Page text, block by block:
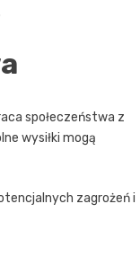
społeczeństwa z
wysiłki mogą
zagrożeń i